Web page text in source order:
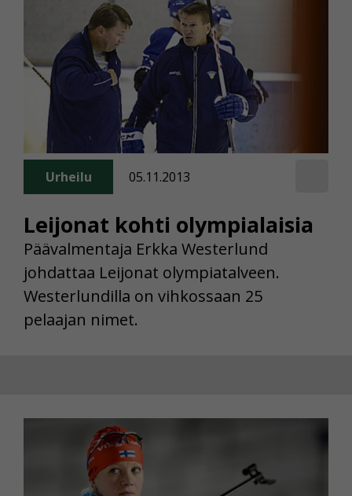
Leijonat kohti olympialaisia
Urheilu 05.11.2013
Päävalmentaja Erkka Westerlund
johdattaa Leijonat olympiatalveen.
Westerlundilla on vihkossaan 25
pelaajan nimet.